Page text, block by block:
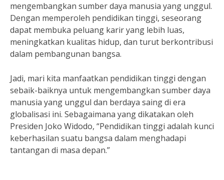
mengembangkan sumber daya manusia yang unggul.
Dengan memperoleh pendidikan tinggi, seseorang
dapat membuka peluang karir yang lebih luas,
meningkatkan kualitas hidup, dan turut berkontribusi
dalam pembangunan bangsa.
Jadi, mari kita manfaatkan pendidikan tinggi dengan
sebaik-baiknya untuk mengembangkan sumber daya
manusia yang unggul dan berdaya saing di era
globalisasi ini. Sebagaimana yang dikatakan oleh
Presiden Joko Widodo, “Pendidikan tinggi adalah kunci
keberhasilan suatu bangsa dalam menghadapi
tantangan di masa depan.”